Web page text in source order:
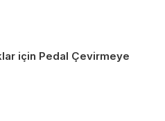
için Pedal Çevirmeye